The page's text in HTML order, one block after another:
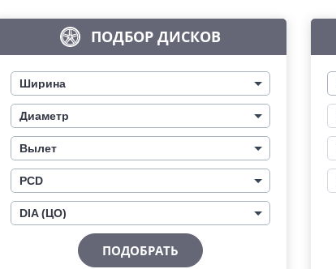
ПОДБОР ДИСКОВ
Ширина
Диаметр
Вылет
PCD
DIA (ЦО)
ПОДОБРАТЬ